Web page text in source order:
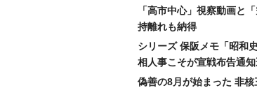
「高市中心」視察動画と
持離れも納得
シリーズ 保阪メモ「昭和
相人事こそが宣戦布告通
偽善の8月が始まった 非